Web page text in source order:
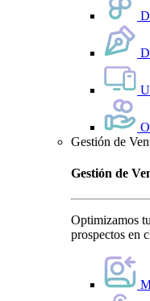
Gestión de
Gestión de
Optimizamos
prospectos en